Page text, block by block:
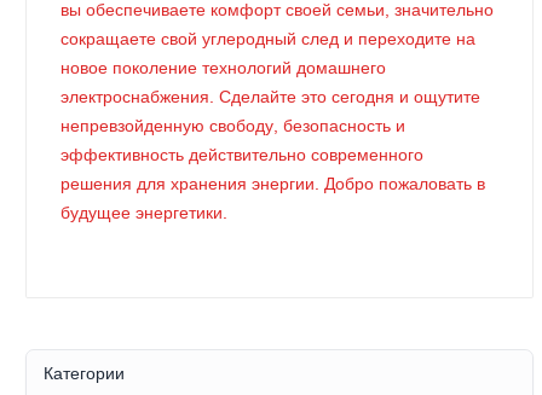
вы обеспечиваете комфорт своей семьи, значительно
сокращаете свой углеродный след и переходите на
новое поколение технологий домашнего
электроснабжения. Сделайте это сегодня и ощутите
непревзойденную свободу, безопасность и
эффективность действительно современного
решения для хранения энергии. Добро пожаловать в
будущее энергетики.
Категории